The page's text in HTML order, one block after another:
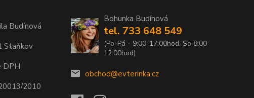
Budínová
Staňkov
DPH
2010
Bohunka Budínová
tel. 733 648 549
(Po-Pá - 9:00-17:00hod, So 8:00-
12:00hod)
obchod@evterinka.cz